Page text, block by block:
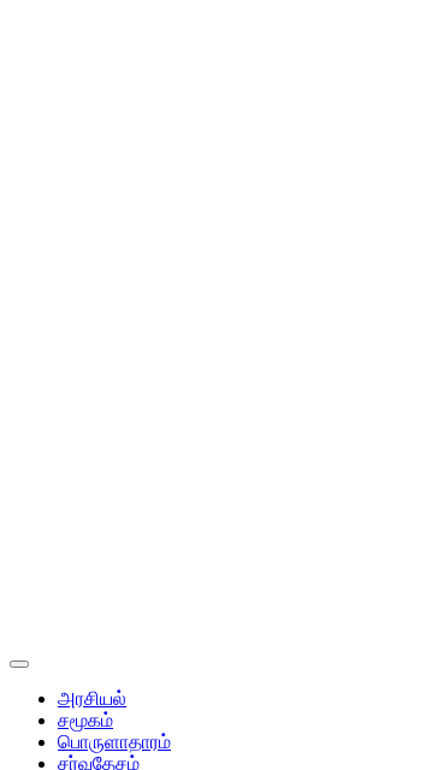
அரசியல்
சமூகம்
பொருளாதாரம்
சர்வதேசம்